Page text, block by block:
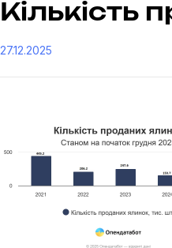
Кількість
27.12.2025